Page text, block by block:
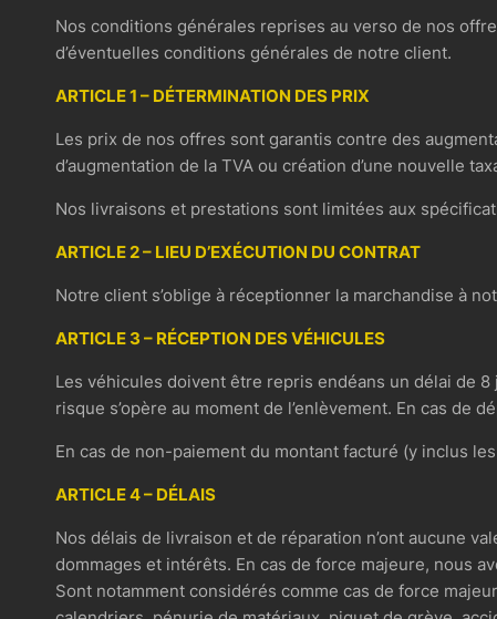
Nos conditions générales reprises au verso de nos
d’éventuelles conditions générales de notre client.
ARTICLE 1 – DÉTERMINATION DES PRIX
Les prix de nos offres sont garantis contre des
d’augmentation de la TVA ou création d’une nouvelle
Nos livraisons et prestations sont limitées aux
ARTICLE 2 – LIEU D’EXÉCUTION DU CONTRAT
Notre client s’oblige à réceptionner la marchandise à
ARTICLE 3 – RÉCEPTION DES VÉHICULES
Les véhicules doivent être repris endéans un délai de
risque s’opère au moment de l’enlèvement. En cas
En cas de non-paiement du montant facturé (y inclus
ARTICLE 4 – DÉLAIS
Nos délais de livraison et de réparation n’ont aucune
dommages et intérêts. En cas de force majeure, nous
Sont notamment considérés comme cas de force